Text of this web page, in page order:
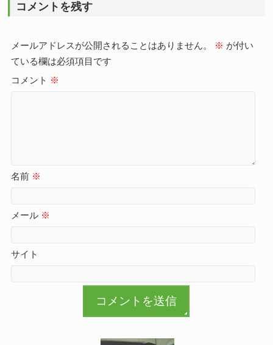
コメントを残す
メールアドレスが公開されることはありません。 ※ が付い
ている欄は必須項目です
コメント ※
名前 ※
メール ※
サイト